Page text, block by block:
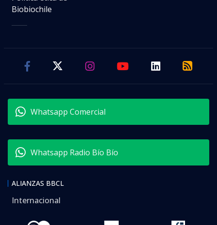
Biobiochile
Whatsapp Comercial
Whatsapp Radio Bío Bío
ALIANZAS BBCL
Internacional